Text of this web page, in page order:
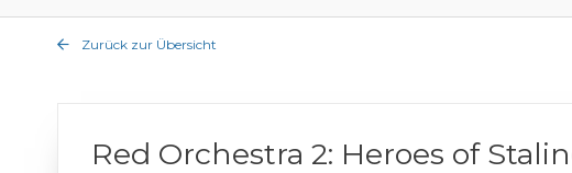
Zurück zur Übersicht
Red Orchestra 2: Heroes of